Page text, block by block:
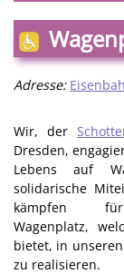
Adresse:
Wir, der
Dresden,
Lebens auf
solidarische
kämpfen für
Wagenplatz,
bietet, in
zu realisieren.